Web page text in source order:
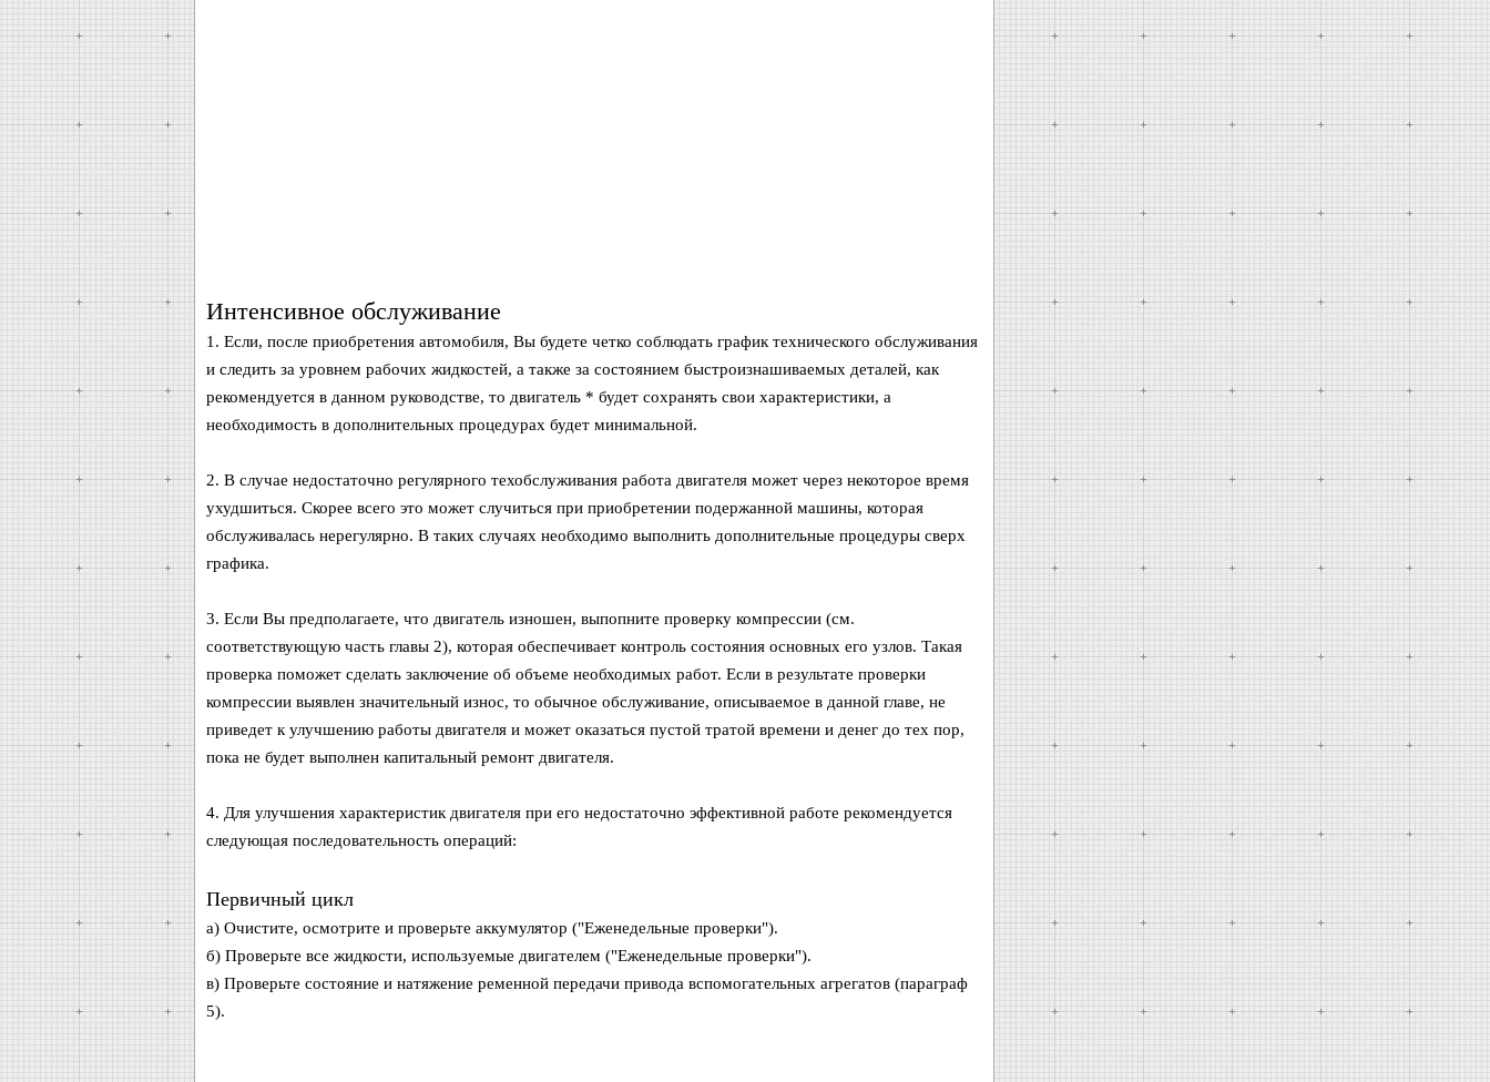
Интенсивное обслуживание
1. Если, после приобретения автомобиля, Вы будете четко соблюдать график технического обслуживания
и следить за уровнем рабочих жидкостей, а также за состоянием быстроизнашиваемых деталей, как
рекомендуется в данном руководстве, то двигатель * будет сохранять свои характеристики, а
необходимость в дополнительных процедурах будет минимальной.
2. В случае недостаточно регулярного техобслуживания работа двигателя может через некоторое время
ухудшиться. Скорее всего это может случиться при приобретении подержанной машины, которая
обслуживалась нерегулярно. В таких случаях необходимо выполнить дополнительные процедуры сверх
графика.
3. Если Вы предполагаете, что двигатель изношен, выпопните проверку компрессии (см.
соответствующую часть главы 2), которая обеспечивает контроль состояния основных его узлов. Такая
проверка поможет сделать заключение об объеме необходимых работ. Если в результате проверки
компрессии выявлен значительный износ, то обычное обслуживание, описываемое в данной главе, не
приведет к улучшению работы двигателя и может оказаться пустой тратой времени и денег до тех пор,
пока не будет выполнен капитальный ремонт двигателя.
4. Для улучшения характеристик двигателя при его недостаточно эффективной работе рекомендуется
следующая последовательность операций:
Первичный цикл
а) Очистите, осмотрите и проверьте аккумулятор ("Еженедельные проверки").
б) Проверьте все жидкости, используемые двигателем ("Еженедельные проверки").
в) Проверьте состояние и натяжение ременной передачи привода вспомогательных агрегатов (параграф
5).